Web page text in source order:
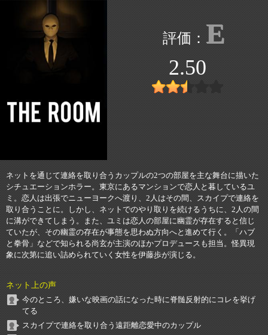
E
2.50
ネットを通じて連絡を取り合うカップルの2つの部屋を主な舞台に描いた
シチュエーションホラー。東京にあるマンションで恋人と暮しているユ
ミ。恋人は出張でニューヨークへ渡り、2人はその間、スカイプで連絡を
取り合うことに。しかし、ネットでのやり取りを続けるうちに、2人の間
に溝ができてしまう。また、ユミは恋人の部屋に幽霊が存在すると信じ
ていたが、その幽霊の存在が事態を思わぬ方向へと進めて行く。「ハブ
と拳骨」などで知られる尚玄が主演のほかプロデュースも担当。怪異現
象に次第に追い詰められていく女性を伊藤歩が演じる。
ネット上の声
今のところ、嫌いな映画の話になった時に脊髄反射的にコレを挙げ
てる
スカイプで連絡を取り合う遠距離恋愛中のカップル